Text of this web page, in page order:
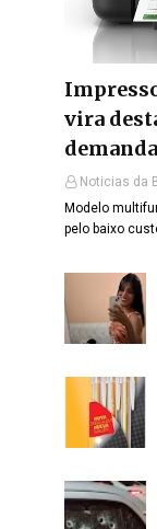
vira
Noticias da
Modelo
pelo baixo